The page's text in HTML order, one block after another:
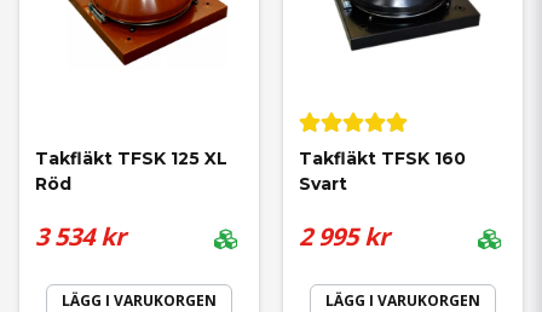
Takfläkt TFSK 125 XL
Röd
3 534 kr
LÄGG I VARUKORGEN
Takfläkt TFSK 160
Svart
2 995 kr
LÄGG I VARUKORGEN